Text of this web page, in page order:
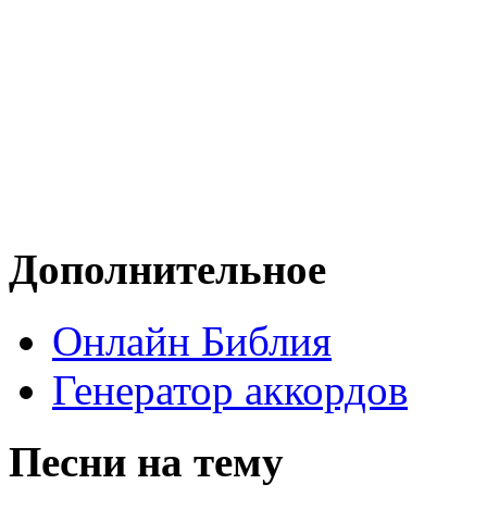
Дополнительное
Онлайн Библия
Генератор аккордов
Песни на тему